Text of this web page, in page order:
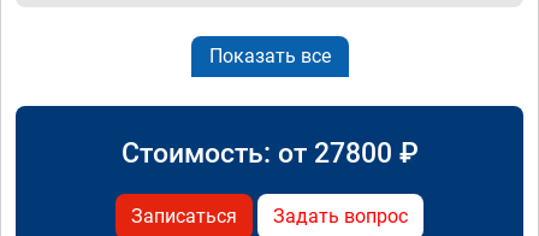
Показать все
Стоимость: от 27800 ₽
Записаться Задать вопрос